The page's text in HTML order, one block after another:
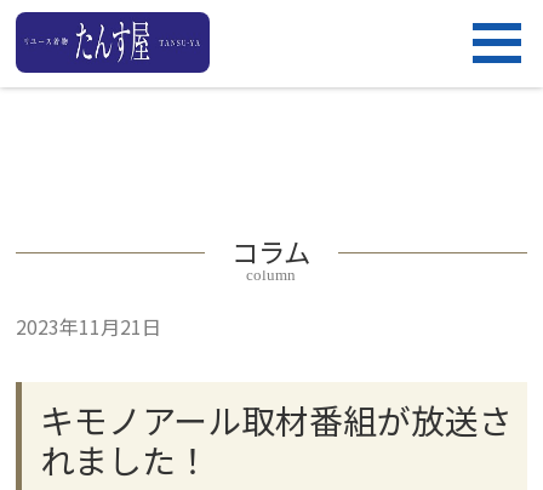
コラム
column
2023年11月21日
キモノアール取材番組が放送さ
れました！